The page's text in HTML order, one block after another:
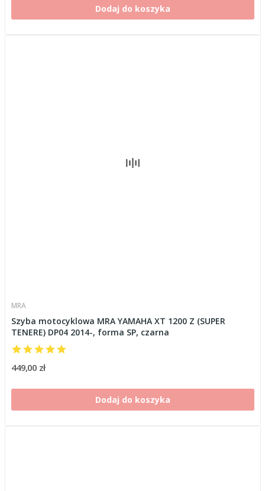
Dodaj do koszyka
MRA
Szyba motocyklowa MRA YAMAHA XT 1200 Z (SUPER
TENERE) DP04 2014-, forma SP, czarna
449,00 zł
Dodaj do koszyka